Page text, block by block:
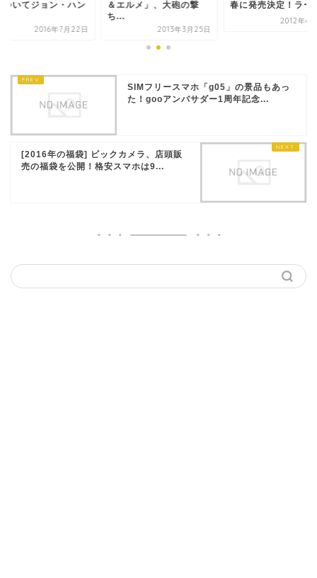
ついてジョン・ハン
2016年7月22日
＆エルメ」、大砲の撃
ち...
2013年3月25日
春に発売決定！ラー
2012年6
SIMフリースマホ「g05」の景品もあっ
た！gooアンバサダー1周年記念...
[2016年の福袋] ビックカメラ、店頭販
売の福袋を公開！格安スマホは9...